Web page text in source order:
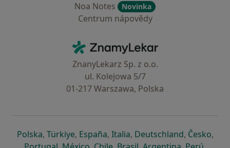
Noa Notes
Novinka
Centrum nápovědy
ZnamyLekar - Hlavní stránka
ZnanyLekarz Sp. z o.o.
ul. Kolejowa 5/7
01-217 Warszawa, Polska
Polskase otevře v nové záložce
, Türkiyese otevře v nové záložce
, Españase otevře v nové záložce
, Italiase otevře v nové záložce
, Deutschlandse otevře v
, Českose
,